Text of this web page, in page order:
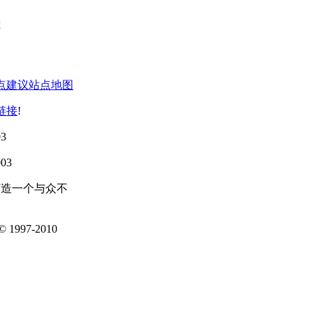
建议站点地图
接!
一个与众不
1997-2010